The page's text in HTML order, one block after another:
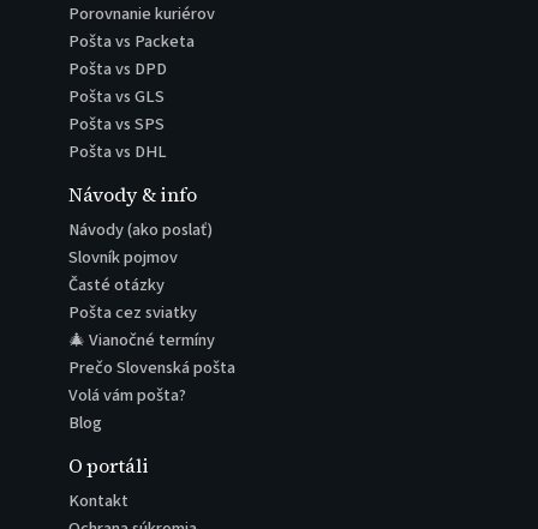
Porovnanie kuriérov
Pošta vs Packeta
Pošta vs DPD
Pošta vs GLS
Pošta vs SPS
Pošta vs DHL
Návody & info
Návody (ako poslať)
Slovník pojmov
Časté otázky
Pošta cez sviatky
🎄 Vianočné termíny
Prečo Slovenská pošta
Volá vám pošta?
Blog
O portáli
Kontakt